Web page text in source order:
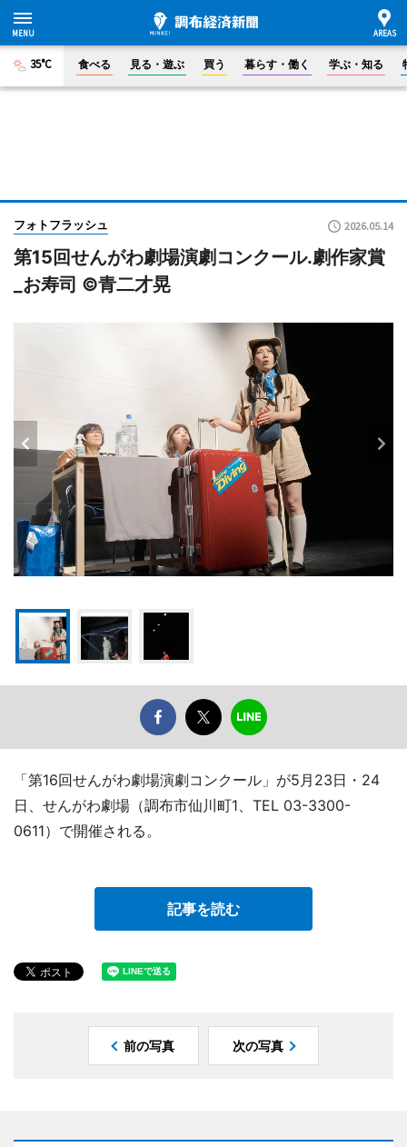
35°C 食べる 見る・遊ぶ 買う 暮らす・働く 学ぶ・知る
フォトフラッシュ 2026.05.14
第15回せんがわ劇場演劇コンクール.劇作家賞
_お寿司 ©青二才晃
「第16回せんがわ劇場演劇コンクール」が5月23日・24
日、せんがわ劇場（調布市仙川町1、TEL 03-3300-
0611）で開催される。
記事を読む
前の写真 次の写真